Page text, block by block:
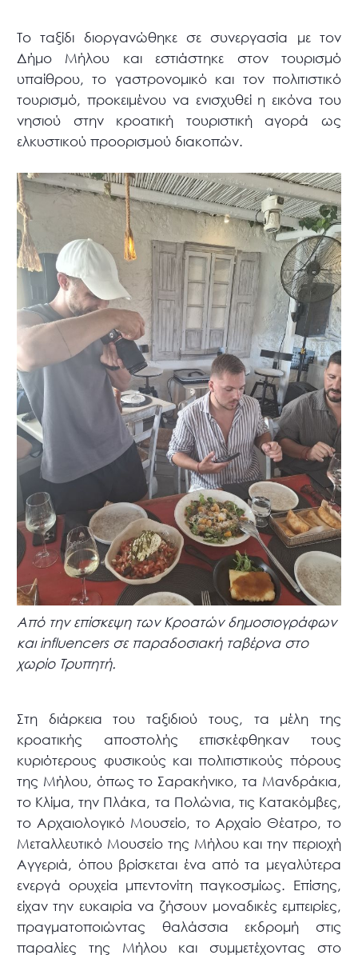
Το ταξίδι διοργανώθηκε σε συνεργασία με τον
Δήμο Μήλου και εστιάστηκε στον τουρισμό
υπαίθρου, το γαστρονομικό και τον πολιτιστικό
τουρισμό, προκειμένου να ενισχυθεί η εικόνα του
νησιού στην κροατική τουριστική αγορά ως
ελκυστικού προορισμού διακοπών.
Από την επίσκεψη των Κροατών δημοσιογράφων
και influencers σε παραδοσιακή ταβέρνα στο
χωρίο Τρυπητή.
Στη διάρκεια του ταξιδιού τους, τα μέλη της
κροατικής αποστολής επισκέφθηκαν τους
κυριότερους φυσικούς και πολιτιστικούς πόρους
της Μήλου, όπως το Σαρακήνικο, τα Μανδράκια,
το Κλίμα, την Πλάκα, τα Πολώνια, τις Κατακόμβες,
το Αρχαιολογικό Μουσείο, το Αρχαίο Θέατρο, το
Μεταλλευτικό Μουσείο της Μήλου και την περιοχή
Αγγεριά, όπου βρίσκεται ένα από τα μεγαλύτερα
ενεργά ορυχεία μπεντονίτη παγκοσμίως. Επίσης,
είχαν την ευκαιρία να ζήσουν μοναδικές εμπειρίες,
πραγματοποιώντας θαλάσσια εκδρομή στις
παραλίες της Μήλου και συμμετέχοντας στο